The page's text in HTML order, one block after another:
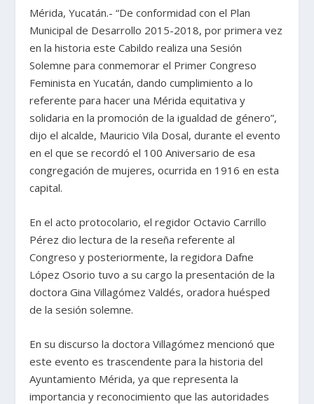
Mérida, Yucatán.- “De conformidad con el Plan
Municipal de Desarrollo 2015-2018, por primera vez
en la historia este Cabildo realiza una Sesión
Solemne para conmemorar el Primer Congreso
Feminista en Yucatán, dando cumplimiento a lo
referente para hacer una Mérida equitativa y
solidaria en la promoción de la igualdad de género”,
dijo el alcalde, Mauricio Vila Dosal, durante el evento
en el que se recordó el 100 Aniversario de esa
congregación de mujeres, ocurrida en 1916 en esta
capital.
En el acto protocolario, el regidor Octavio Carrillo
Pérez dio lectura de la reseña referente al
Congreso y posteriormente, la regidora Dafne
López Osorio tuvo a su cargo la presentación de la
doctora Gina Villagómez Valdés, oradora huésped
de la sesión solemne.
En su discurso la doctora Villagómez mencionó que
este evento es trascendente para la historia del
Ayuntamiento Mérida, ya que representa la
importancia y reconocimiento que las autoridades